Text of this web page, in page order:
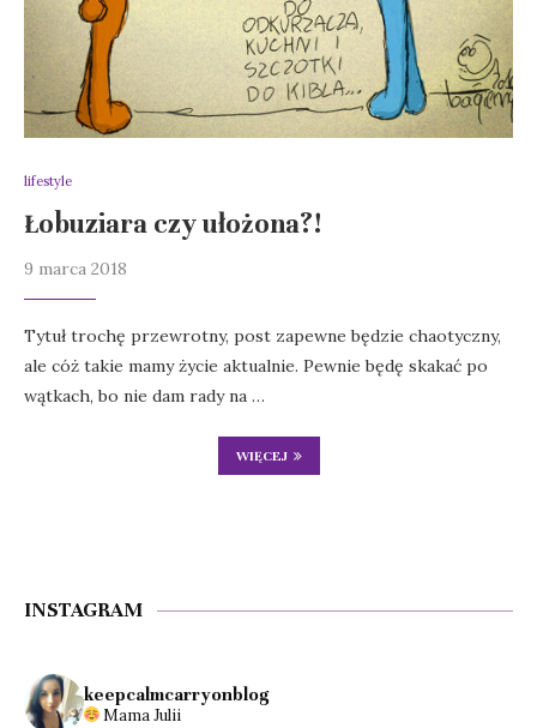
lifestyle
Łobuziara czy ułożona?!
9 marca 2018
Tytuł trochę przewrotny, post zapewne będzie chaotyczny,
ale cóż takie mamy życie aktualnie. Pewnie będę skakać po
wątkach, bo nie dam rady na …
WIĘCEJ
INSTAGRAM
keepcalmcarryonblog
Mama Julii